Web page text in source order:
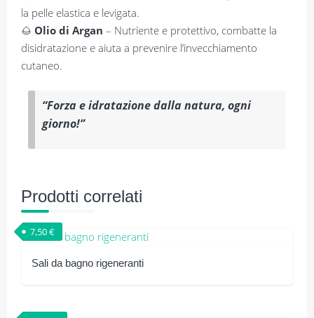
la pelle elastica e levigata.
🌰 Olio di Argan – Nutriente e protettivo, combatte la
disidratazione e aiuta a prevenire l’invecchiamento
cutaneo.
“Forza e idratazione dalla natura, ogni
giorno!”
Prodotti correlati
Sali da bagno rigeneranti
7,50€